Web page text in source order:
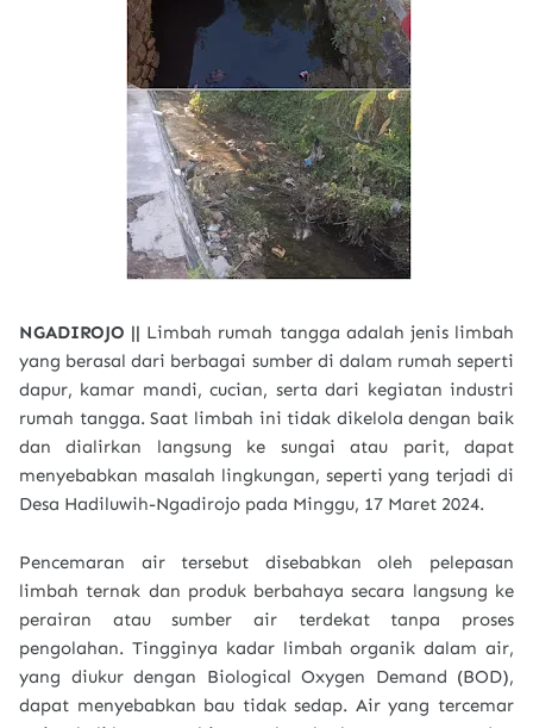
NGADIROJO || Limbah rumah tangga adalah jenis limbah
yang berasal dari berbagai sumber di dalam rumah seperti
dapur, kamar mandi, cucian, serta dari kegiatan industri
rumah tangga. Saat limbah ini tidak dikelola dengan baik
dan dialirkan langsung ke sungai atau parit, dapat
menyebabkan masalah lingkungan, seperti yang terjadi di
Desa Hadiluwih-Ngadirojo pada Minggu, 17 Maret 2024.
Pencemaran air tersebut disebabkan oleh pelepasan
limbah ternak dan produk berbahaya secara langsung ke
perairan atau sumber air terdekat tanpa proses
pengolahan. Tingginya kadar limbah organik dalam air,
yang diukur dengan Biological Oxygen Demand (BOD),
dapat menyebabkan bau tidak sedap. Air yang tercemar